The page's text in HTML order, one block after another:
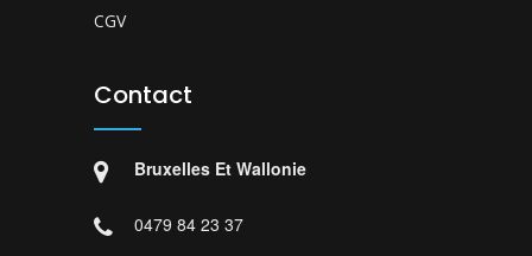
CGV
Contact
Bruxelles Et Wallonie
0479 84 23 37